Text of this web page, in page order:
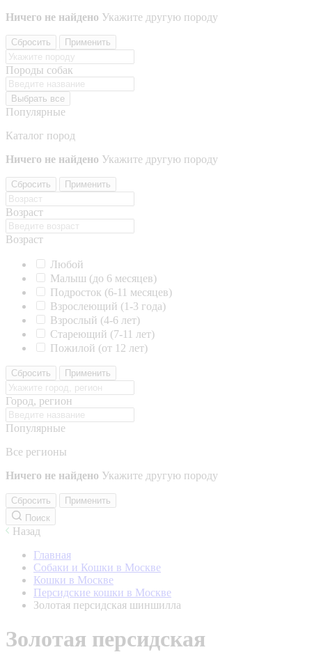
Ничего не найдено Укажите другую породу
Сбросить Применить
Породы собак
Выбрать все
Популярные
Каталог пород
Ничего не найдено Укажите другую породу
Сбросить Применить
Возраст
Возраст
Любой
Малыш (до 6 месяцев)
Подросток (6-11 месяцев)
Взрослеющий (1-3 года)
Взрослый (4-6 лет)
Стареющий (7-11 лет)
Пожилой (от 12 лет)
Сбросить Применить
Город, регион
Популярные
Все регионы
Ничего не найдено Укажите другую породу
Сбросить
Применить
Поиск
Назад
Главная
Собаки и Кошки в Москве
Кошки в Москве
Персидские кошки в Москве
Золотая персидская шиншилла
Золотая персидская